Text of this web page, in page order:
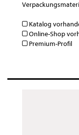
Katalog
Online-Shop
Premium-Profil